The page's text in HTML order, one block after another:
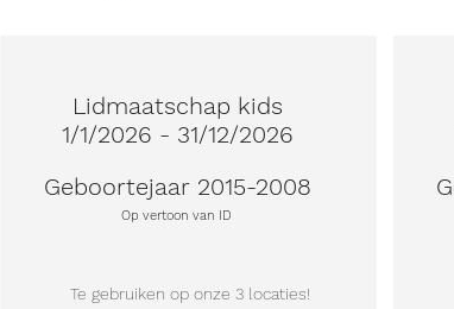
Lidmaatschap kids
1/1/2026 - 31/12/2026
Geboortejaar 2015-2008
Op vertoon van ID
Te gebruiken op onze 3 locaties!